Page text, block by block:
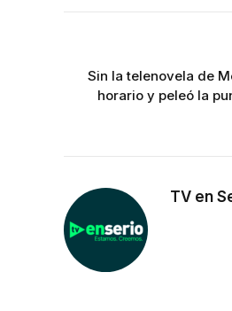
Sin la telenovela de
horario y peleó la
TV en